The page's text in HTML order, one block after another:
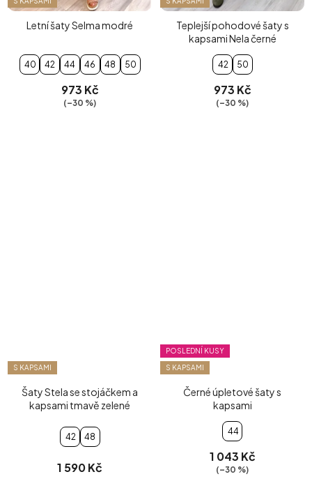
Letní šaty Selma modré
40 42 44 46 48 50
973 Kč
(–30 %)
Teplejší pohodové šaty s
kapsami Nela černé
42 50
973 Kč
(–30 %)
S KAPSAMI
Šaty Stela se stojáčkem a
kapsami tmavě zelené
42 48
1 590 Kč
POSLEDNÍ KUSY
S KAPSAMI
Černé úpletové šaty s
kapsami
44
1 043 Kč
(–30 %)